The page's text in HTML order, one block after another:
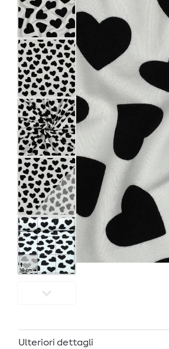
Ulteriori dettagli